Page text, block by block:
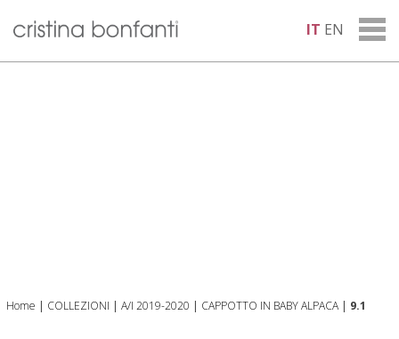
IT EN
Home | COLLEZIONI | A/I 2019-2020 | CAPPOTTO IN BABY ALPACA | 9.1